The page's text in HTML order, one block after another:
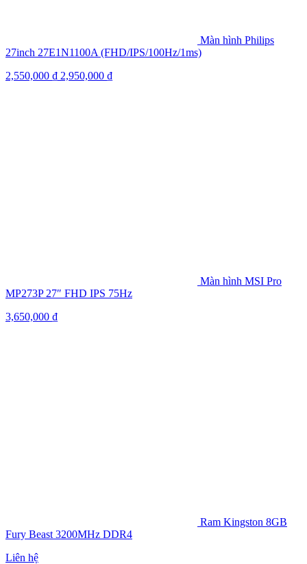
Màn hình Philips
27inch 27E1N1100A (FHD/IPS/100Hz/1ms)
2,550,000 ₫ 2,950,000 ₫
Màn hình MSI Pro
MP273P 27″ FHD IPS 75Hz
3,650,000 ₫
Ram Kingston 8GB
Fury Beast 3200MHz DDR4
Liên hệ